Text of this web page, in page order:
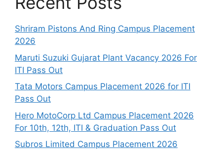
Shriram Pistons And Ring Campus Placement
2026
Maruti Suzuki Gujarat Plant Vacancy 2026 For
ITI Pass Out
Tata Motors Campus Placement 2026 for ITI
Pass Out
Hero MotoCorp Ltd Campus Placement 2026
For 10th, 12th, ITI & Graduation Pass Out
Subros Limited Campus Placement 2026